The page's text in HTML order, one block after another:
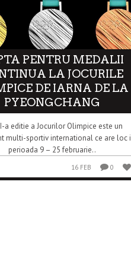
PENTRU MEDALII
LA JOCURILE
DE IARNA DE LA
PYEONGCHANG
a editie a Jocurilor Olimpice este un
multi-sportiv international ce are loc
perioada 9 – 25 februarie..
16 FEB 0